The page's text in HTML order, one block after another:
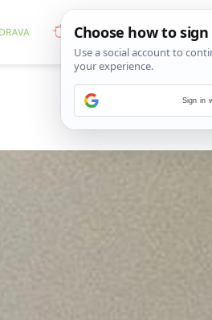
Sign in